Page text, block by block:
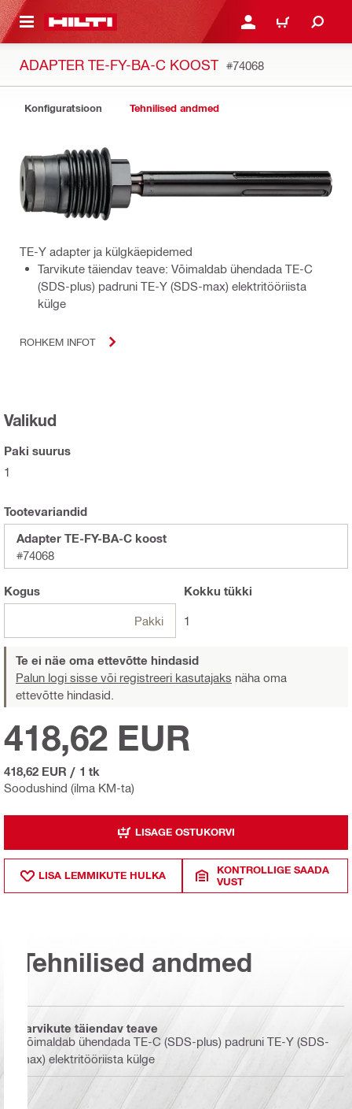
JUURDE LOGI SISSE VÕI
OSTUKORV
ADAPTER TE-FY-BA-C KOOST #74068
Konfiguratsioon Tehnilised andmed
TE-Y adapter ja külgkäepidemed
Tarvikute täiendav teave: Võimaldab ühendada TE-C
(SDS-plus) padruni TE-Y (SDS-max) elektritööriista
külge
ROHKEM INFOT
Valikud
Paki suurus
1
Tootevariandid
Adapter TE-FY-BA-C koost
#74068
Kogus
Pakki
Kokku tükki
1
Te ei näe oma ettevõtte hindasid
Palun logi sisse või registreeri kasutajaks näha oma
ettevõtte hindasid.
Soodushind (ilma KM-ta)
418,62 EUR
418,62 EUR / 1 tk
LISAGE OSTUKORVI
LISA LEMMIKUTE HULKA
KONTROLLIGE SAADA
VUST
Tehnilised andmed
Tarvikute täiendav teave
Võimaldab ühendada TE-C (SDS-plus) padruni TE-Y (SDS-
max) elektritööriista külge